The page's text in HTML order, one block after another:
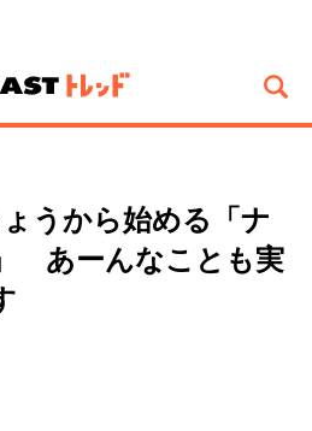
うから始める「ナ
あーんなことも実